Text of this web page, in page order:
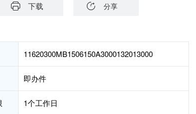
下载 分享
11620300MB1506150A3000132013000
即办件
1个工作日